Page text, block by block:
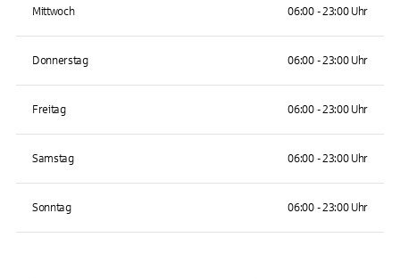
Mittwoch 06:00 - 23:00 Uhr
Donnerstag 06:00 - 23:00 Uhr
Freitag 06:00 - 23:00 Uhr
Samstag 06:00 - 23:00 Uhr
Sonntag 06:00 - 23:00 Uhr